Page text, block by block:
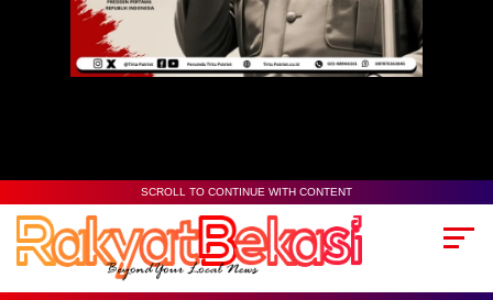
SCROLL TO CONTINUE WITH CONTENT